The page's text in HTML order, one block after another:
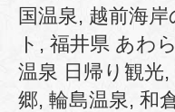
国温泉, 越前海岸
ト , 福井県 あわ
温泉 日帰り観光,
郷, 輪島温泉, 和